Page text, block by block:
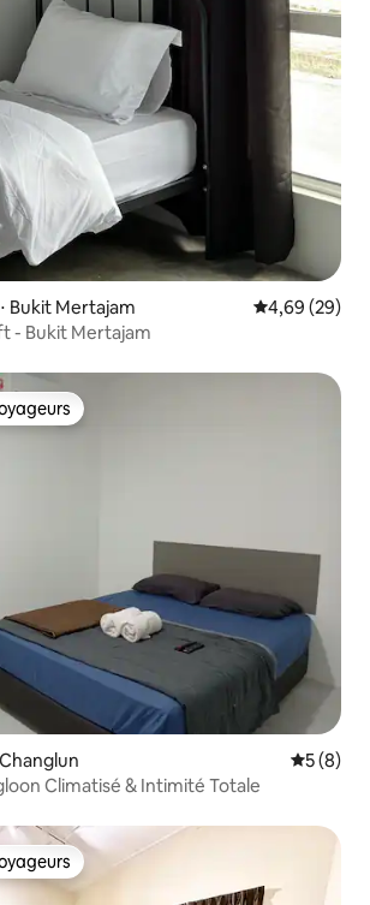
Bukit Mertajam Évaluation
4,69 (29)
- Bukit Mertajam
5 (8)
Climatisé & Intimité Totale